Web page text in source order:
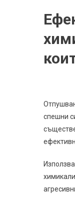
спешни